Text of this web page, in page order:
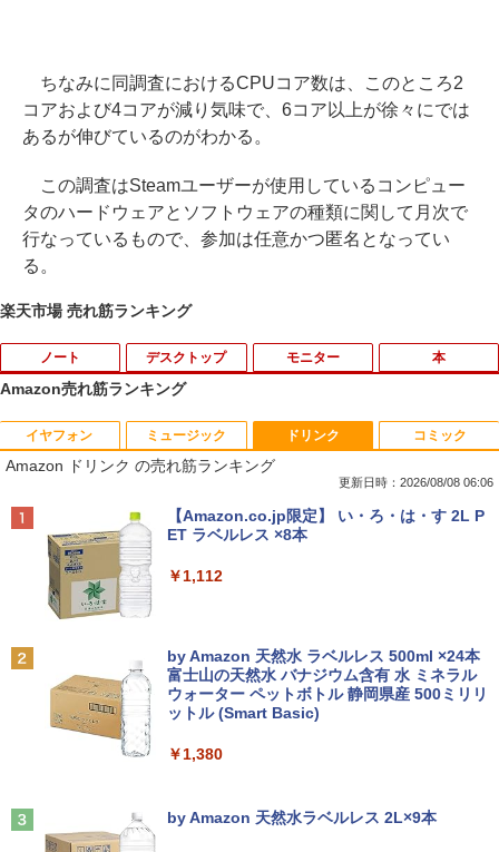
ちなみに同調査におけるCPUコア数は、このところ2
コアおよび4コアが減り気味で、6コア以上が徐々にでは
あるが伸びているのがわかる。
この調査はSteamユーザーが使用しているコンピュー
タのハードウェアとソフトウェアの種類に関して月次で
行なっているもので、参加は任意かつ匿名となってい
る。
楽天市場 売れ筋ランキング
ノート デスクトップ モニター 本
1
妹は知っている（8） 【電子限定特典つ
き】 【電子書籍】[ 雁木万里 ]
￥792
ィーメンバーと世界に復讐＆『ざま
ぁ！』します！【電子書籍】
￥792
o Day Book [ 島田ゆか ]
Amazon売れ筋ランキング
イヤフォン
Anker Soundcore P40i オフホワイト
Anker Soundcore P31i ブラック
￥5,990
ラック
ミュージック
BRUCE WAYNE feat. Flo Milli, ATL Jacob
[Explicit]
￥250
BRUCE WAYNE feat. Flo Milli, ATL Jacob
[Explicit]
￥250
ドリンク
Amazon ドリンク の売れ筋ランキング
更新日時：2026/08/08 06:06
【Amazon.co.jp限定】 い・ろ・は・す 2L P
ET ラベルレス ×8本
￥1,112
by Amazon 天然水 ラベルレス 500ml ×24本
富士山の天然水 バナジウム含有 水 ミネラル
ウォーター ペットボトル 静岡県産 500ミリリ
ットル (Smart Basic)
￥1,380
by Amazon 天然水ラベルレス 2L×9本
コミック